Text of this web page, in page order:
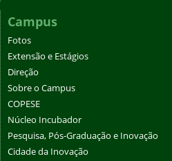
Campus
Fotos
Extensão e Estágios
Direção
Sobre o Campus
COPESE
Núcleo Incubador
Pesquisa, Pós-Graduação e Inovação
Cidade da Inovação